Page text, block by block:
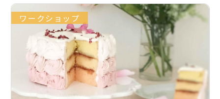
ワークショップ